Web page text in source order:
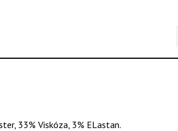
33% Viskóza, 3% ELastan.